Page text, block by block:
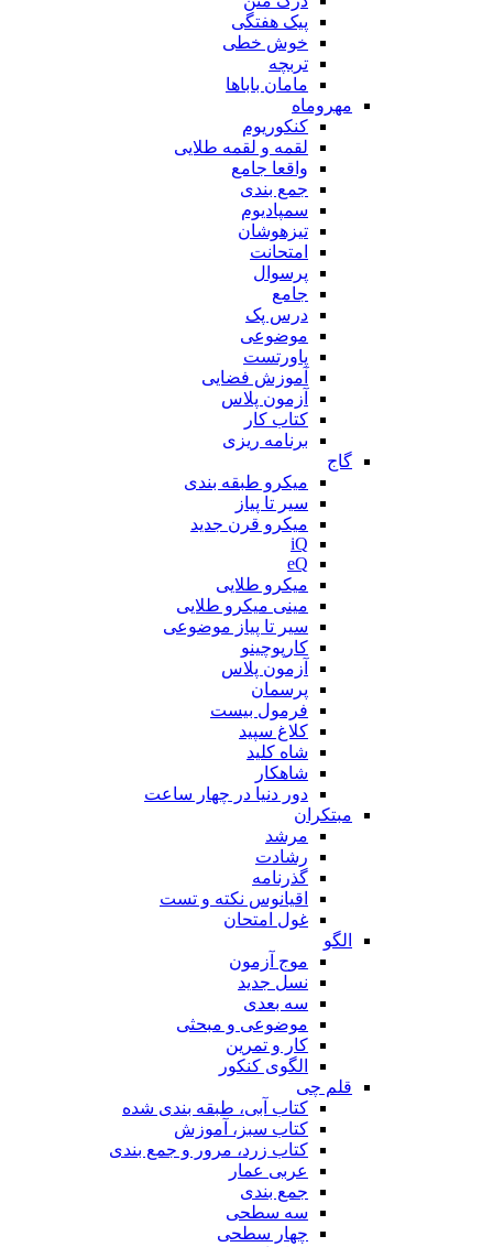
پیک هفتگی
خوش خطی
تربچه
مامان باباها
مهروماه
کنکوریوم
لقمه و لقمه طلایی
واقعا جامع
جمع بندی
سمپادیوم
تیزهوشان
امتحانت
پرسوال
جامع
درس پک
موضوعی
پاورتست
آموزش فضایی
آزمون پلاس
کتاب کار
برنامه ریزی
گاج
میکرو طبقه بندی
سیر تا پیاز
میکرو قرن جدید
iQ
eQ
میکرو طلایی
مینی میکرو طلایی
سیر تا پیاز موضوعی
کارپوچینو
آزمون پلاس
پرسمان
فرمول بیست
کلاغ سپید
شاه کلید
شاهکار
دور دنیا در چهار ساعت
مبتکران
مرشد
رشادت
گذرنامه
اقیانوس نکته و تست
غول امتحان
الگو
موج آزمون
نسل جدید
سه بعدی
موضوعی و مبحثی
کار و تمرین
الگوی کنکور
قلم چی
کتاب آبی، طبقه بندی شده
کتاب سبز، آموزش
کتاب زرد، مرور و جمع بندی
عربی عمار
جمع بندی
سه سطحی
چهار سطحی